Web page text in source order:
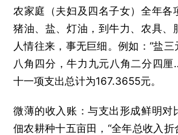
农家庭（夫妇及四名子女）全年各
猪油、盐、灯油，到牛力、农具、
人情往来，事无巨细。例如：“盐
八角四分，牛力九元八角二分四厘
十一项支出总计为167.3655元。
微薄的收入账：与支出形成鲜明对
佃农耕种十五亩田，“全年总收入折